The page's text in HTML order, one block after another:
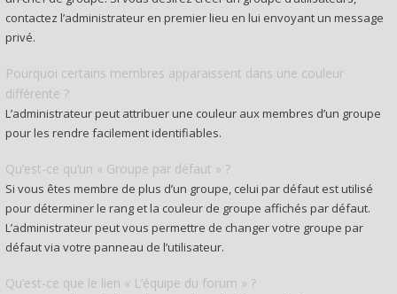
contactez l’administrateur en premier lieu en lui envoyant un message
privé.
Pourquoi certains membres apparaissent dans une couleur
différente ?
L’administrateur peut attribuer une couleur aux membres d’un groupe
pour les rendre facilement identifiables.
Qu’est-ce qu’un « Groupe par défaut » ?
Si vous êtes membre de plus d’un groupe, celui par défaut est utilisé
pour déterminer le rang et la couleur de groupe affichés par défaut.
L’administrateur peut vous permettre de changer votre groupe par
défaut via votre panneau de l’utilisateur.
Qu’est-ce que le lien « L’équipe du forum » ?